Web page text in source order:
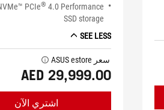
PCIe® 4.0 Performance
SSD storage
SEE LESS
سعر ASUS estore tooltip
AED 29,999.00
اشتري الآن